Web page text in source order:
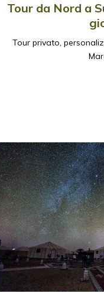
Tour da Nord a
Tour privato,